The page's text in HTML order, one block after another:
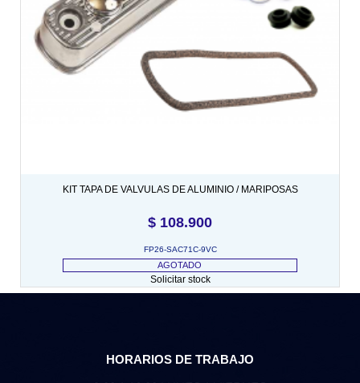
KIT TAPA DE VALVULAS DE ALUMINIO / MARIPOSAS
$ 108.900
FP26-SAC71C-9VC
AGOTADO
Solicitar stock
HORARIOS DE TRABAJO